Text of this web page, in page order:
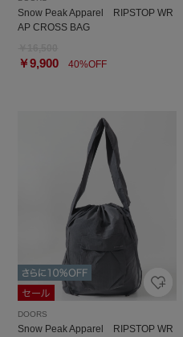
Snow Peak Apparel RIPSTOP WR
AP CROSS BAG
￥9,900 40%OFF
DOORS
Snow Peak Apparel RIPSTOP WR